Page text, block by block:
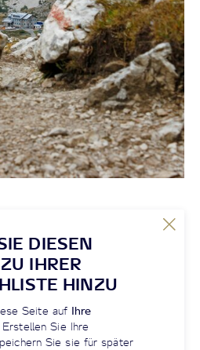
DIESEN
IHRER
HINZU
Seite auf Ihre
Erstellen Sie Ihre
Sie sie für später